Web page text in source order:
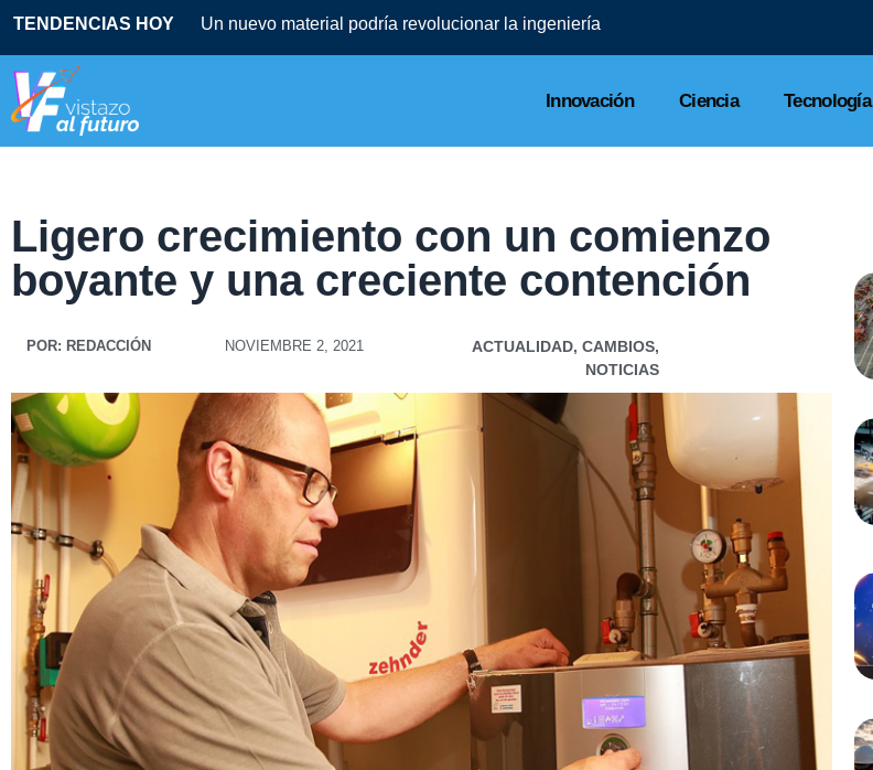
TENDENCIAS HOY
Innovación Ciencia Tecnología
Ligero crecimiento con un comienzo
boyante y una creciente contención
POR: REDACCIÓN NOVIEMBRE 2, 2021 ACTUALIDAD, CAMBIOS,
NOTICIAS